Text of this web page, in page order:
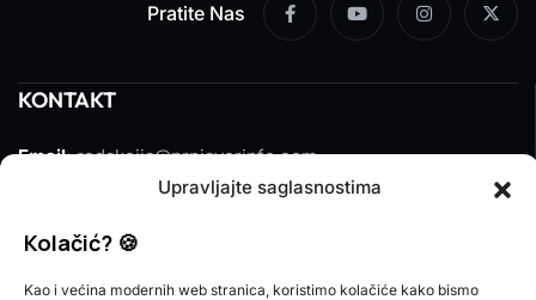
Upravljajte saglasnostima
Kolačić? 🍪
Kao i većina modernih web stranica, koristimo kolačiće kako bismo
Pratite Nas
KONTAKT
Email: redakcija@prnjavorinfo.com
(+387)065 609 937